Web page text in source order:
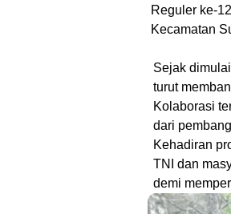
Reguler ke-
Kecamatan
Sejak
turut
Kolaborasi
dari
Kehadiran
TNI dan
demi